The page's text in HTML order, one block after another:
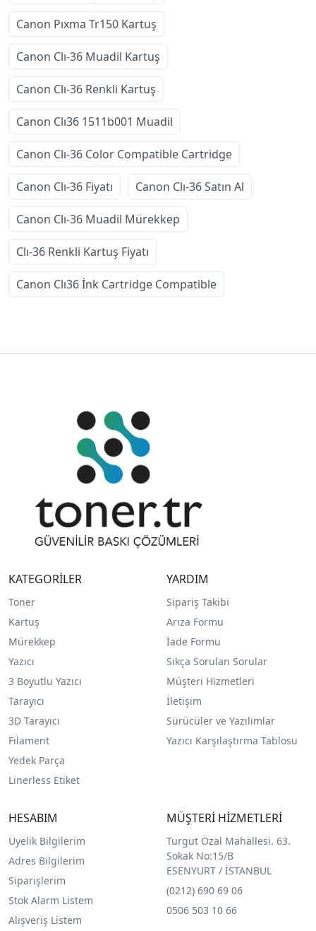
Canon Pıxma Tr150 Kartuş
Canon Clı-36 Muadil Kartuş
Canon Clı-36 Renkli Kartuş
Canon Clı36 1511b001 Muadil
Canon Clı-36 Color Compatible Cartridge
Canon Clı-36 Fiyatı Canon Clı-36 Satın Al
Canon Clı-36 Muadil Mürekkep
Clı-36 Renkli Kartuş Fiyatı
Canon Clı36 İnk Cartridge Compatible
KATEGORİLER
Toner
Kartuş
Mürekkep
Yazıcı
3 Boyutlu Yazıcı
Tarayıcı
3D Tarayıcı
Filament
Yedek Parça
Linerless Etiket
YARDIM
Sipariş Takibi
Arıza Formu
İade Formu
Sıkça Sorulan Sorular
Müşteri Hizmetleri
İletişim
Sürücüler ve Yazılımlar
Yazıcı Karşılaştırma Tablosu
HESABIM
Üyelik Bilgilerim
Adres Bilgilerim
Siparişlerim
Stok Alarm Listem
Alışveriş Listem
MÜŞTERİ HİZMETLERİ
Turgut Özal Mahallesi. 63.
Sokak No:15/B
ESENYURT / İSTANBUL
(0212) 690 69 06
0506 503 10 66